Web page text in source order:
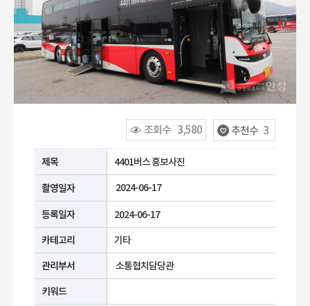
조회수 3,580 추천수 3
제목 4401버스 홍보사진
촬영일자 2024-06-17
등록일자 2024-06-17
카테고리 기타
관리부서 소통협치담당관
키워드